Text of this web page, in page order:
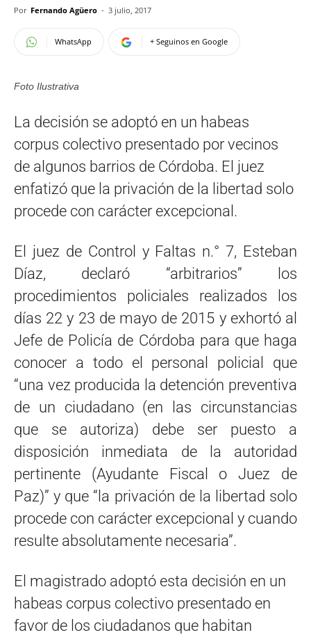
Por Fernando Agüero - 3 julio, 2017
WhatsApp + Seguinos en Google
Foto Ilustrativa
La decisión se adoptó en un habeas
corpus colectivo presentado por vecinos
de algunos barrios de Córdoba. El juez
enfatizó que la privación de la libertad solo
procede con carácter excepcional.
El juez de Control y Faltas n.° 7, Esteban
Díaz, declaró “arbitrarios” los
procedimientos policiales realizados los
días 22 y 23 de mayo de 2015 y exhortó al
Jefe de Policía de Córdoba para que haga
conocer a todo el personal policial que
“una vez producida la detención preventiva
de un ciudadano (en las circunstancias
que se autoriza) debe ser puesto a
disposición inmediata de la autoridad
pertinente (Ayudante Fiscal o Juez de
Paz)” y que “la privación de la libertad solo
procede con carácter excepcional y cuando
resulte absolutamente necesaria”.
El magistrado adoptó esta decisión en un
habeas corpus colectivo presentado en
favor de los ciudadanos que habitan